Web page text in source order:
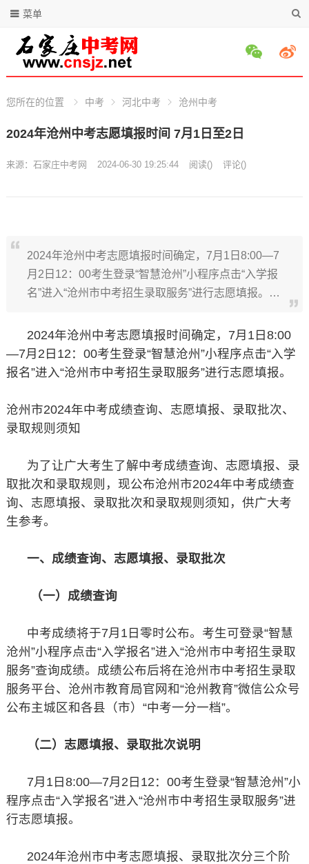
菜单
您所在的位置 中考 河北中考 沧州中考
2024年沧州中考志愿填报时间 7月1日至2日
来源： 石家庄中考网 2024-06-30 19:25:44 阅读() 评论()
2024年沧州中考志愿填报时间确定，7月1日8:00—7
月2日12：00考生登录“智慧沧州”小程序点击“入学报
名”进入“沧州市中考招生录取服务”进行志愿填报。…
2024年沧州中考志愿填报时间确定，7月1日8:00
—7月2日12：00考生登录“智慧沧州”小程序点击“入学
报名”进入“沧州市中考招生录取服务”进行志愿填报。
沧州市2024年中考成绩查询、志愿填报、录取批次、
录取规则须知
为了让广大考生了解中考成绩查询、志愿填报、录
取批次和录取规则，现公布沧州市2024年中考成绩查
询、志愿填报、录取批次和录取规则须知，供广大考
生参考。
一、成绩查询、志愿填报、录取批次
（一）成绩查询
中考成绩将于7月1日零时公布。考生可登录“智慧
沧州”小程序点击“入学报名”进入“沧州市中考招生录取
服务”查询成绩。成绩公布后将在沧州市中考招生录取
服务平台、沧州市教育局官网和“沧州教育”微信公众号
公布主城区和各县（市）“中考一分一档”。
（二）志愿填报、录取批次说明
7月1日8:00—7月2日12：00考生登录“智慧沧州”小
程序点击“入学报名”进入“沧州市中考招生录取服务”进
行志愿填报。
2024年沧州市中考志愿填报、录取批次分三个阶